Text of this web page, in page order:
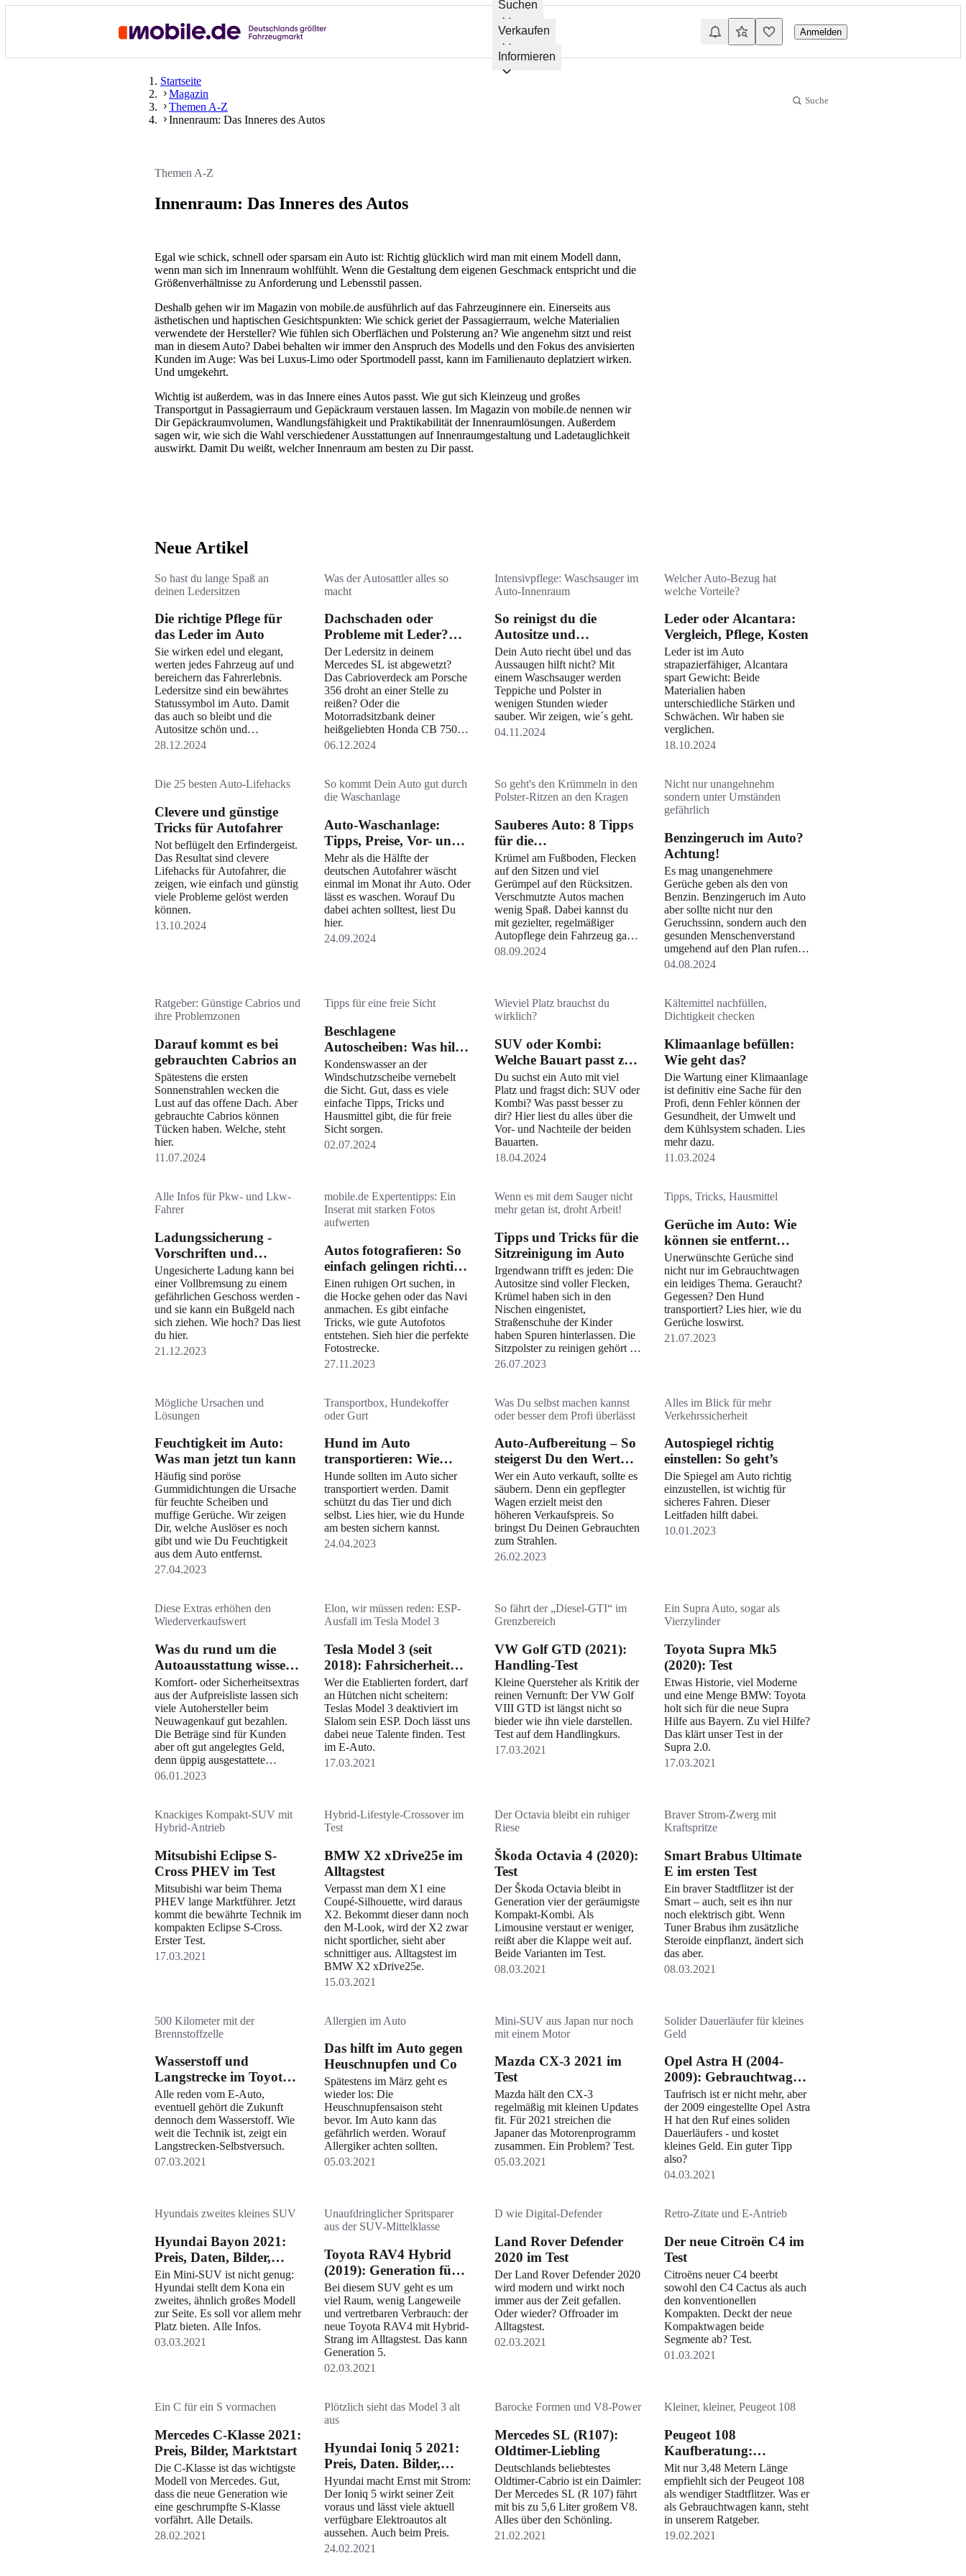
Suchen
Verkaufen
Informieren
Anmelden
Startseite
Magazin
Themen A-Z
Innenraum: Das Inneres des Autos
Suche
Themen A-Z
Innenraum: Das Inneres des Autos
Egal wie schick, schnell oder sparsam ein Auto ist: Richtig glücklich wird man mit einem Modell dann,
wenn man sich im Innenraum wohlfühlt. Wenn die Gestaltung dem eigenen Geschmack entspricht und die
Größenverhältnisse zu Anforderung und Lebensstil passen.
Deshalb gehen wir im Magazin von mobile.de ausführlich auf das Fahrzeuginnere ein. Einerseits aus
ästhetischen und haptischen Gesichtspunkten: Wie schick geriet der Passagierraum, welche Materialien
verwendete der Hersteller? Wie fühlen sich Oberflächen und Polsterung an? Wie angenehm sitzt und reist
man in diesem Auto? Dabei behalten wir immer den Anspruch des Modells und den Fokus des anvisierten
Kunden im Auge: Was bei Luxus-Limo oder Sportmodell passt, kann im Familienauto deplatziert wirken.
Und umgekehrt.
Wichtig ist außerdem, was in das Innere eines Autos passt. Wie gut sich Kleinzeug und großes
Transportgut in Passagierraum und Gepäckraum verstauen lassen. Im Magazin von mobile.de nennen wir
Dir Gepäckraumvolumen, Wandlungsfähigkeit und Praktikabilität der Innenraumlösungen. Außerdem
sagen wir, wie sich die Wahl verschiedener Ausstattungen auf Innenraumgestaltung und Ladetauglichkeit
auswirkt. Damit Du weißt, welcher Innenraum am besten zu Dir passt.
Neue Artikel
So hast du lange Spaß an
deinen Ledersitzen
Die richtige Pflege für
das Leder im Auto
Sie wirken edel und elegant,
werten jedes Fahrzeug auf und
bereichern das Fahrerlebnis.
Ledersitze sind ein bewährtes
Statussymbol im Auto. Damit
das auch so bleibt und die
Autositze schön und
geschmeidig wirken, brauchen
wie Ledersitze im Alltag fit
28.12.2024
Was der Autosattler alles so
macht
Dachschaden oder
Probleme mit Leder?
Ein Fall für den
Autosattler
Der Ledersitz in deinem
Mercedes SL ist abgewetzt?
Das Cabrioverdeck am Porsche
356 droht an einer Stelle zu
reißen? Oder die
Motorradsitzbank deiner
heißgeliebten Honda CB 750
Four ist durchgesessen? Das
06.12.2024
Intensivpflege: Waschsauger im
Auto-Innenraum
So reinigst du die
Autositze und
Autoteppiche gründlich
Dein Auto riecht übel und das
Aussaugen hilft nicht? Mit
einem Waschsauger werden
Teppiche und Polster in
wenigen Stunden wieder
sauber. Wir zeigen, wie´s geht.
04.11.2024
Welcher Auto-Bezug hat
welche Vorteile?
Leder oder Alcantara:
Vergleich, Pflege, Kosten
Leder ist im Auto
strapazierfähiger, Alcantara
spart Gewicht: Beide
Materialien haben
unterschiedliche Stärken und
Schwächen. Wir haben sie
verglichen.
18.10.2024
Die 25 besten Auto-Lifehacks
Clevere und günstige
Tricks für Autofahrer
Not beflügelt den Erfindergeist.
Das Resultat sind clevere
Lifehacks für Autofahrer, die
zeigen, wie einfach und günstig
viele Probleme gelöst werden
können.
13.10.2024
So kommt Dein Auto gut durch
die Waschanlage
Auto-Waschanlage:
Tipps, Preise, Vor- und
Nachteile
Mehr als die Hälfte der
deutschen Autofahrer wäscht
einmal im Monat ihr Auto. Oder
lässt es waschen. Worauf Du
dabei achten solltest, liest Du
hier.
24.09.2024
So geht's den Krümmeln in den
Polster-Ritzen an den Kragen
Sauberes Auto: 8 Tipps
für die
Innenraumreinigung
Krümel am Fußboden, Flecken
auf den Sitzen und viel
Gerümpel auf den Rücksitzen.
Verschmutzte Autos machen
wenig Spaß. Dabei kannst du
mit gezielter, regelmäßiger
Autopflege dein Fahrzeug ganz
einfach sauber halten. Acht
bis zur Reserveradmulde.
08.09.2024
Nicht nur unangehnehm
sondern unter Umständen
gefährlich
Benzingeruch im Auto?
Achtung!
Es mag unangenehmere
Gerüche geben als den von
Benzin. Benzingeruch im Auto
aber sollte nicht nur den
Geruchssinn, sondern auch den
gesunden Menschenverstand
umgehend auf den Plan rufen.
Denn die durch Kraftstoff
darüber hinaus buchstäblich
brandgefährlich. Wir zeigen dir,
wie du der Ursache des
Geruchs auf die Spur kommst
und den Geruch im Wagen
wirkungsvoll bekämpfen
kannst.
04.08.2024
Ratgeber: Günstige Cabrios und
ihre Problemzonen
Darauf kommt es bei
gebrauchten Cabrios an
Spätestens die ersten
Sonnenstrahlen wecken die
Lust auf das offene Dach. Aber
gebrauchte Cabrios können
Tücken haben. Welche, steht
hier.
11.07.2024
Tipps für eine freie Sicht
Beschlagene
Autoscheiben: Was hilft
wirklich?
​​​​​​​Kondenswasser an der
Windschutzscheibe vernebelt
die Sicht. Gut, dass es viele
einfache Tipps, Tricks und
Hausmittel gibt, die für freie
Sicht sorgen.
02.07.2024
Wieviel Platz brauchst du
wirklich?
SUV oder Kombi:
Welche Bauart passt zu
dir?
Du suchst ein Auto mit viel
Platz und fragst dich: SUV oder
Kombi? Was passt besser zu
dir? Hier liest du alles über die
Vor- und Nachteile der beiden
Bauarten.
18.04.2024
Kältemittel nachfüllen,
Dichtigkeit checken
Klimaanlage befüllen:
Wie geht das?
Die Wartung einer Klimaanlage
ist definitiv eine Sache für den
Profi, denn Fehler können der
Gesundheit, der Umwelt und
dem Kühlsystem schaden. Lies
mehr dazu.
11.03.2024
Alle Infos für Pkw- und Lkw-
Fahrer
Ladungssicherung -
Vorschriften und
Informationen
Ungesicherte Ladung kann bei
einer Vollbremsung zu einem
gefährlichen Geschoss werden -
und sie kann ein Bußgeld nach
sich ziehen. Wie hoch? Das liest
du hier.
21.12.2023
mobile.de Expertentipps: Ein
Inserat mit starken Fotos
aufwerten
Autos fotografieren: So
einfach gelingen richtig
gute Bilder
Einen ruhigen Ort suchen, in
die Hocke gehen oder das Navi
anmachen. Es gibt einfache
Tricks, wie gute Autofotos
entstehen. Sieh hier die perfekte
Fotostrecke.
27.11.2023
Wenn es mit dem Sauger nicht
mehr getan ist, droht Arbeit!
Tipps und Tricks für die
Sitzreinigung im Auto
Irgendwann trifft es jeden: Die
Autositze sind voller Flecken,
Krümel haben sich in den
Nischen eingenistet,
Straßenschuhe der Kinder
haben Spuren hinterlassen. Die
Sitzpolster zu reinigen gehört zu
den Standards der Autopflege.
lassen. Aber mit etwas
Geschick und diesen Tipps
Fahrzeug auch selbst wieder
strahlend sauber.
26.07.2023
Tipps, Tricks, Hausmittel
Gerüche im Auto: Wie
können sie entfernt
werden?
Unerwünschte Gerüche sind
nicht nur im Gebrauchtwagen
ein leidiges Thema. Geraucht?
Gegessen? Den Hund
transportiert? Lies hier, wie du
Gerüche loswirst.
21.07.2023
Mögliche Ursachen und
Lösungen
Feuchtigkeit im Auto:
Was man jetzt tun kann
Häufig sind poröse
Gummidichtungen die Ursache
für feuchte Scheiben und
muffige Gerüche. Wir zeigen
Dir, welche Auslöser es noch
gibt und wie Du Feuchtigkeit
aus dem Auto entfernst.
27.04.2023
Transportbox, Hundekoffer
oder Gurt
Hund im Auto
transportieren: Wie
funktioniert das am
sichersten?
Hunde sollten im Auto sicher
transportiert werden. Damit
schützt du das Tier und dich
selbst. Lies hier, wie du Hunde
am besten sichern kannst.
24.04.2023
Was Du selbst machen kannst
oder besser dem Profi überlässt
Auto-Aufbereitung – So
steigerst Du den Wert
Deines Autos
Wer ein Auto verkauft, sollte es
säubern. Denn ein gepflegter
Wagen erzielt meist den
höheren Verkaufspreis. So
bringst Du Deinen Gebrauchten
zum Strahlen.
26.02.2023
Alles im Blick für mehr
Verkehrssicherheit
Autospiegel richtig
einstellen: So geht’s
Die Spiegel am Auto richtig
einzustellen, ist wichtig für
sicheres Fahren. Dieser
Leitfaden hilft dabei.
10.01.2023
Diese Extras erhöhen den
Wiederverkaufswert
Was du rund um die
Autoausstattung wissen
musst
Komfort- oder Sicherheitsextras
aus der Aufpreisliste lassen sich
viele Autohersteller beim
Neuwagenkauf gut bezahlen.
Die Beträge sind für Kunden
aber oft gut angelegtes Geld,
denn üppig ausgestattete
Fahrzeuge erzielen beim
Autoausstattungen besonders
gefragt sind.
06.01.2023
Elon, wir müssen reden: ESP-
Ausfall im Tesla Model 3
Tesla Model 3 (seit
2018): Fahrsicherheit
und Dynamik
Wer die Etablierten fordert, darf
an Hütchen nicht scheitern:
Teslas Model 3 deaktiviert im
Slalom sein ESP. Doch lässt uns
dabei neue Talente finden. Test
im E-Auto.
17.03.2021
So fährt der „Diesel-GTI“ im
Grenzbereich
VW Golf GTD (2021):
Handling-Test
Kleine Quersteher als Kritik der
reinen Vernunft: Der VW Golf
VIII GTD ist längst nicht so
bieder wie ihn viele darstellen.
Test auf dem Handlingkurs.
17.03.2021
Ein Supra Auto, sogar als
Vierzylinder
Toyota Supra Mk5
(2020): Test
Etwas Historie, viel Moderne
und eine Menge BMW: Toyota
holt sich für die neue Supra
Hilfe aus Bayern. Zu viel Hilfe?
Das klärt unser Test in der
Supra 2.0.
17.03.2021
Knackiges Kompakt-SUV mit
Hybrid-Antrieb
Mitsubishi Eclipse S-
Cross PHEV im Test
Mitsubishi war beim Thema
PHEV lange Marktführer. Jetzt
kommt die bewährte Technik im
kompakten Eclipse S-Cross.
Erster Test.
17.03.2021
Hybrid-Lifestyle-Crossover im
Test
BMW X2 xDrive25e im
Alltagstest
Verpasst man dem X1 eine
Coupé-Silhouette, wird daraus
X2. Bekommt dieser dann noch
den M-Look, wird der X2 zwar
nicht sportlicher, sieht aber
schnittiger aus. Alltagstest im
BMW X2 xDrive25e.
15.03.2021
Der Octavia bleibt ein ruhiger
Riese
Škoda Octavia 4 (2020):
Test
Der Škoda Octavia bleibt in
Generation vier der geräumigste
Kompakt-Kombi. Als
Limousine verstaut er weniger,
reißt aber die Klappe weit auf.
Beide Varianten im Test.
08.03.2021
Braver Strom-Zwerg mit
Kraftspritze
Smart Brabus Ultimate
E im ersten Test
Ein braver Stadtflitzer ist der
Smart – auch, seit es ihn nur
noch elektrisch gibt. Wenn
Tuner Brabus ihm zusätzliche
Steroide einpflanzt, ändert sich
das aber.
08.03.2021
500 Kilometer mit der
Brennstoffzelle
Wasserstoff und
Langstrecke im Toyota
Mirai
Alle reden vom E-Auto,
eventuell gehört die Zukunft
dennoch dem Wasserstoff. Wie
weit die Technik ist, zeigt ein
Langstrecken-Selbstversuch.
07.03.2021
Allergien im Auto
Das hilft im Auto gegen
Heuschnupfen und Co
Spätestens im März geht es
wieder los: Die
Heuschnupfensaison steht
bevor. Im Auto kann das
gefährlich werden. Worauf
Allergiker achten sollten.
05.03.2021
Mini-SUV aus Japan nur noch
mit einem Motor
Mazda CX-3 2021 im
Test
Mazda hält den CX-3
regelmäßig mit kleinen Updates
fit. Für 2021 streichen die
Japaner das Motorenprogramm
zusammen. Ein Problem? Test.
05.03.2021
Solider Dauerläufer für kleines
Geld
Opel Astra H (2004-
2009): Gebrauchtwagen-
Kaufberatung
Taufrisch ist er nicht mehr, aber
der 2009 eingestellte Opel Astra
H hat den Ruf eines soliden
Dauerläufers - und kostet
kleines Geld. Ein guter Tipp
also?
04.03.2021
Hyundais zweites kleines SUV
Hyundai Bayon 2021:
Preis, Daten, Bilder,
Marktstart
Ein Mini-SUV ist nicht genug:
Hyundai stellt dem Kona ein
zweites, ähnlich großes Modell
zur Seite. Es soll vor allem mehr
Platz bieten. Alle Infos.
03.03.2021
Unaufdringlicher Spritsparer
aus der SUV-Mittelklasse
Toyota RAV4 Hybrid
(2019): Generation fünf
im Alltagstest
Bei diesem SUV geht es um
viel Raum, wenig Langeweile
und vertretbaren Verbrauch: der
neue Toyota RAV4 mit Hybrid-
Strang im Alltagstest. Das kann
Generation 5.
02.03.2021
D wie Digital-Defender
Land Rover Defender
2020 im Test
Der Land Rover Defender 2020
wird modern und wirkt noch
immer aus der Zeit gefallen.
Oder wieder? Offroader im
Alltagstest.
02.03.2021
Retro-Zitate und E-Antrieb
Der neue Citroën C4 im
Test
Citroëns neuer C4 beerbt
sowohl den C4 Cactus als auch
den konventionellen
Kompakten. Deckt der neue
Kompaktwagen beide
Segmente ab? Test.
01.03.2021
Ein C für ein S vormachen
Mercedes C-Klasse 2021:
Preis, Bilder, Marktstart
Die C-Klasse ist das wichtigste
Modell von Mercedes. Gut,
dass die neue Generation wie
eine geschrumpfte S-Klasse
vorfährt. Alle Details.
28.02.2021
Plötzlich sieht das Model 3 alt
aus
Hyundai Ioniq 5 2021:
Preis, Daten. Bilder,
Marktstart
Hyundai macht Ernst mit Strom:
Der Ioniq 5 wirkt seiner Zeit
voraus und lässt viele aktuell
verfügbare Elektroautos alt
aussehen. Auch beim Preis.
24.02.2021
Barocke Formen und V8-Power
Mercedes SL (R107):
Oldtimer-Liebling
Deutschlands beliebtestes
Oldtimer-Cabrio ist ein Daimler:
Der Mercedes SL (R 107) fährt
mit bis zu 5,6 Liter großem V8.
Alles über den Schönling.
21.02.2021
Kleiner, kleiner, Peugeot 108
Peugeot 108
Kaufberatung:
Probleme, Mängel
Mit nur 3,48 Metern Länge
empfiehlt sich der Peugeot 108
als wendiger Stadtflitzer. Was er
als Gebrauchtwagen kann, steht
in unserem Ratgeber.
19.02.2021